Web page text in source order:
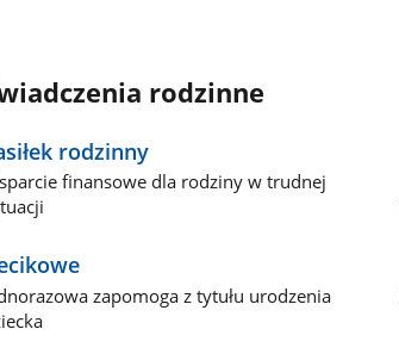
rodzinne
rodzinny
finansowe dla rodziny w trudnej
zapomoga z tytułu urodzenia